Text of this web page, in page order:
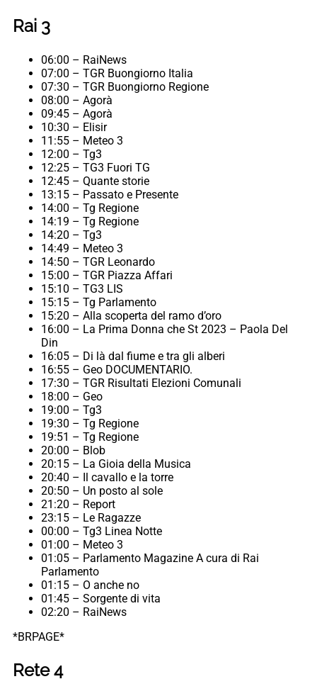
Rai 3
06:00 – RaiNews
07:00 – TGR Buongiorno Italia
07:30 – TGR Buongiorno Regione
08:00 – Agorà
09:45 – Agorà
10:30 – Elisir
11:55 – Meteo 3
12:00 – Tg3
12:25 – TG3 Fuori TG
12:45 – Quante storie
13:15 – Passato e Presente
14:00 – Tg Regione
14:19 – Tg Regione
14:20 – Tg3
14:49 – Meteo 3
14:50 – TGR Leonardo
15:00 – TGR Piazza Affari
15:10 – TG3 LIS
15:15 – Tg Parlamento
15:20 – Alla scoperta del ramo d’oro
16:00 – La Prima Donna che St 2023 – Paola Del
Din
16:05 – Di là dal fiume e tra gli alberi
16:55 – Geo DOCUMENTARIO.
17:30 – TGR Risultati Elezioni Comunali
18:00 – Geo
19:00 – Tg3
19:30 – Tg Regione
19:51 – Tg Regione
20:00 – Blob
20:15 – La Gioia della Musica
20:40 – Il cavallo e la torre
20:50 – Un posto al sole
21:20 – Report
23:15 – Le Ragazze
00:00 – Tg3 Linea Notte
01:00 – Meteo 3
01:05 – Parlamento Magazine A cura di Rai
Parlamento
01:15 – O anche no
01:45 – Sorgente di vita
02:20 – RaiNews
*BRPAGE*
Rete 4